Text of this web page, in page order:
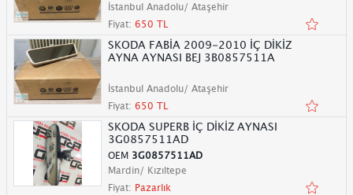
İstanbul Anadolu/ Ataşehir
Fiyat: 650 TL
SKODA FABİA 2009-2010 İÇ DİKİZ
AYNA AYNASI BEJ 3B0857511A
İstanbul Anadolu/ Ataşehir
Fiyat: 650 TL
SKODA SUPERB İÇ DİKİZ AYNASI
3G0857511AD
OEM 3G0857511AD
Mardin/ Kızıltepe
Fiyat: Pazarlık